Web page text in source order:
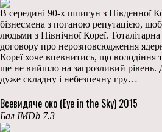
В середині 90-х шпигун з Південної
бізнесмена з поганою репутацією,
людьми з Північної Кореї.
договору про нерозповсюдження
Кореї хоче впевнитись, що володіння
ще не вийшло на загрозливий рівень.
дуже складну і небезпечну гру…
Всевидяче око (Eye in the Sky) 2015
Бал IMDb 7.3